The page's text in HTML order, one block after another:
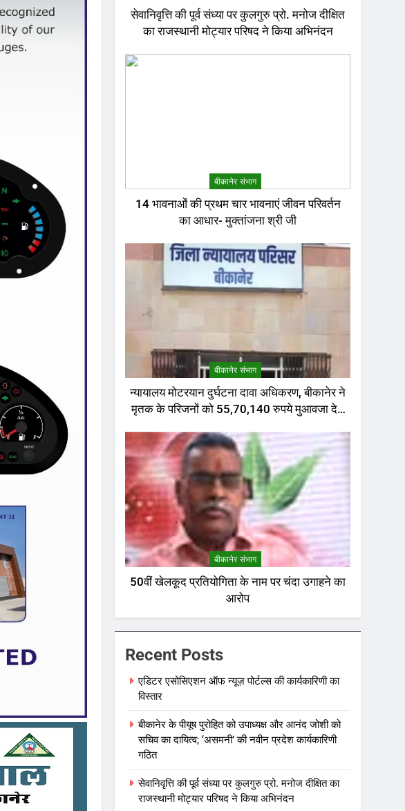
सेवानिवृत्ति की पूर्व संध्या पर कुलगुरु प्रो. मनोज दीक्षित
का राजस्थानी मोट्यार परिषद ने किया अभिनंदन
बीकानेर संभाग
14 भावनाओं की प्रथम चार भावनाएं जीवन परिवर्तन
का आधार- मुक्तांजना श्री जी
बीकानेर संभाग
न्यायालय मोटरयान दुर्घटना दावा अधिकरण, बीकानेर ने
मृतक के परिजनों को 55,70,140 रुपये मुआवजा देने
बीकानेर संभाग
50वीं खेलकूद प्रतियोगिता के नाम पर चंदा उगाहने का
आरोप
Recent Posts
एडिटर एसोसिएशन ऑफ न्यूज़ पोर्टल्स की कार्यकारिणी का
विस्तार
बीकानेर के पीयूष पुरोहित को उपाध्यक्ष और आनंद जोशी को
सचिव का दायित्व; ‘असमनी’ की नवीन प्रदेश कार्यकारिणी
गठित
सेवानिवृत्ति की पूर्व संध्या पर कुलगुरु प्रो. मनोज दीक्षित का
राजस्थानी मोट्यार परिषद ने किया अभिनंदन